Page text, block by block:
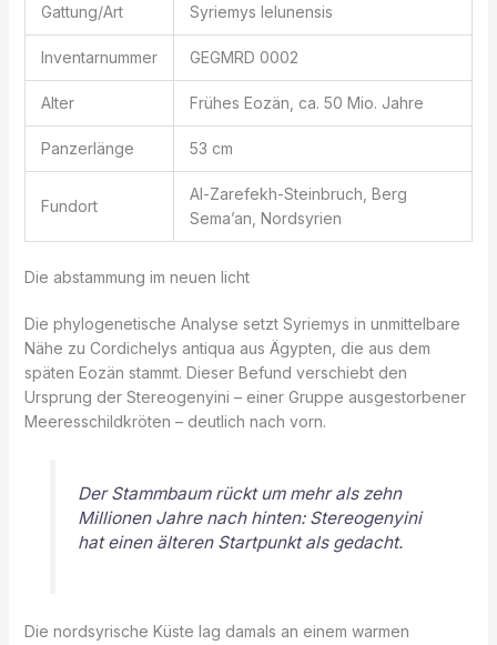
Gattung/Art Syriemys lelunensis
Inventarnummer GEGMRD 0002
Alter Frühes Eozän, ca. 50 Mio. Jahre
Panzerlänge 53 cm
Fundort
Al-Zarefekh-Steinbruch, Berg
Sema’an, Nordsyrien
Die abstammung im neuen licht
Die phylogenetische Analyse setzt Syriemys in unmittelbare
Nähe zu Cordichelys antiqua aus Ägypten, die aus dem
späten Eozän stammt. Dieser Befund verschiebt den
Ursprung der Stereogenyini – einer Gruppe ausgestorbener
Meeresschildkröten – deutlich nach vorn.
Der Stammbaum rückt um mehr als zehn
Millionen Jahre nach hinten: Stereogenyini
hat einen älteren Startpunkt als gedacht.
Die nordsy­rische Küste lag damals an einem warmen